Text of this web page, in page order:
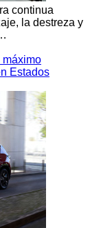
continua
la destreza y
máximo
Estados